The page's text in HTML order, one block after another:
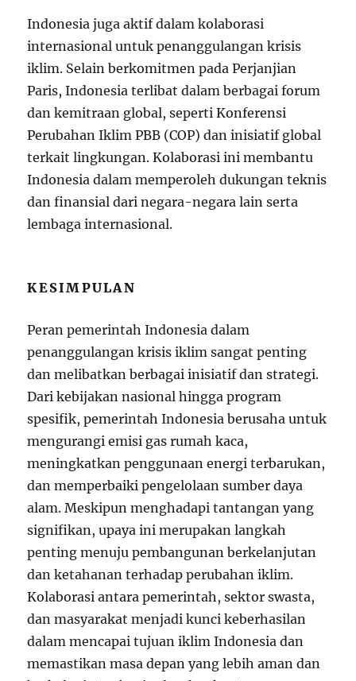
Indonesia juga aktif dalam kolaborasi
internasional untuk penanggulangan krisis
iklim. Selain berkomitmen pada Perjanjian
Paris, Indonesia terlibat dalam berbagai forum
dan kemitraan global, seperti Konferensi
Perubahan Iklim PBB (COP) dan inisiatif global
terkait lingkungan. Kolaborasi ini membantu
Indonesia dalam memperoleh dukungan teknis
dan finansial dari negara-negara lain serta
lembaga internasional.
KESIMPULAN
Peran pemerintah Indonesia dalam
penanggulangan krisis iklim sangat penting
dan melibatkan berbagai inisiatif dan strategi.
Dari kebijakan nasional hingga program
spesifik, pemerintah Indonesia berusaha untuk
mengurangi emisi gas rumah kaca,
meningkatkan penggunaan energi terbarukan,
dan memperbaiki pengelolaan sumber daya
alam. Meskipun menghadapi tantangan yang
signifikan, upaya ini merupakan langkah
penting menuju pembangunan berkelanjutan
dan ketahanan terhadap perubahan iklim.
Kolaborasi antara pemerintah, sektor swasta,
dan masyarakat menjadi kunci keberhasilan
dalam mencapai tujuan iklim Indonesia dan
memastikan masa depan yang lebih aman dan